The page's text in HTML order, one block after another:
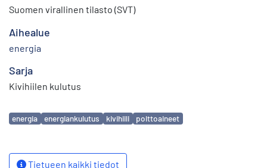
Suomen virallinen tilasto (SVT)
Aihealue
energia
Sarja
Kivihiilen kulutus
Avainsanat
energia energiankulutus kivihiili polttoaineet
Tietueen kaikki tiedot